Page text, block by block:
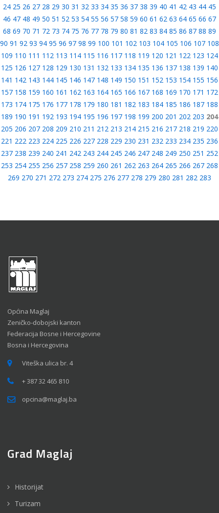
24 25 26 27 28 29 30 31 32 33 34 35 36 37 38 39 40 41 42 43 44 45
46 47 48 49 50 51 52 53 54 55 56 57 58 59 60 61 62 63 64 65 66 67
68 69 70 71 72 73 74 75 76 77 78 79 80 81 82 83 84 85 86 87 88 89
90 91 92 93 94 95 96 97 98 99 100 101 102 103 104 105 106 107 108
109 110 111 112 113 114 115 116 117 118 119 120 121 122 123 124
125 126 127 128 129 130 131 132 133 134 135 136 137 138 139 140
141 142 143 144 145 146 147 148 149 150 151 152 153 154 155 156
157 158 159 160 161 162 163 164 165 166 167 168 169 170 171 172
173 174 175 176 177 178 179 180 181 182 183 184 185 186 187 188
189 190 191 192 193 194 195 196 197 198 199 200 201 202 203 204
205 206 207 208 209 210 211 212 213 214 215 216 217 218 219 220
221 222 223 224 225 226 227 228 229 230 231 232 233 234 235 236
237 238 239 240 241 242 243 244 245 246 247 248 249 250 251 252
253 254 255 256 257 258 259 260 261 262 263 264 265 266 267 268
269 270 271 272 273 274 275 276 277 278 279 280 281 282 283
Općina Maglaj
Zeničko-dobojski kanton
Federacija Bosne i Hercegovine
Bosna i Hercegovina
Viteška ulica br. 4
+ 387 32 465 810
opcina@maglaj.ba
Grad Maglaj
Historijat
Turizam